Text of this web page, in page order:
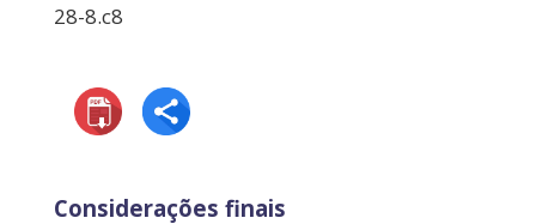
28-8.c8
Considerações finais